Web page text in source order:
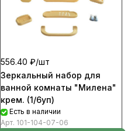
556.40 ₽/шт
Зеркальный набор для
ванной комнаты "Милена"
крем. (1/6уп)
Есть в наличии
Арт. 101-104-07-06